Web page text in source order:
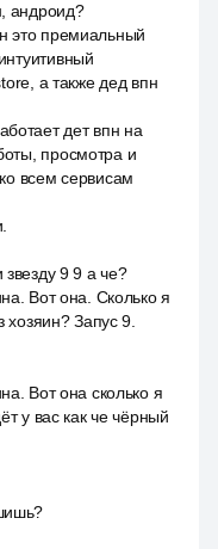
андроид?
это премиальный
а также дед впн
дет впн на
просмотра и
всем сервисам
9 9 а че?
Вот она. Сколько я
Запус 9.
Вот она сколько я
у вас как че чёрный